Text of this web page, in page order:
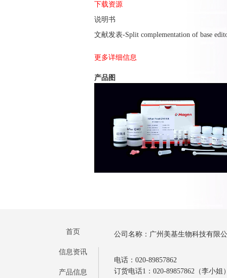
下载资源
说明书
文献发表-Split complementation of base
更多详细信息
产品图
首页
信息资讯
产品信息
公司名称：广州美基生物科技有限
电话：020-89857862
订货电话1：020-89857862（李小姐